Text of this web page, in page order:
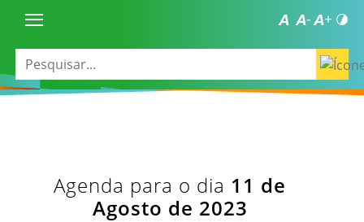
Agenda para o dia 11 de
Agosto de 2023